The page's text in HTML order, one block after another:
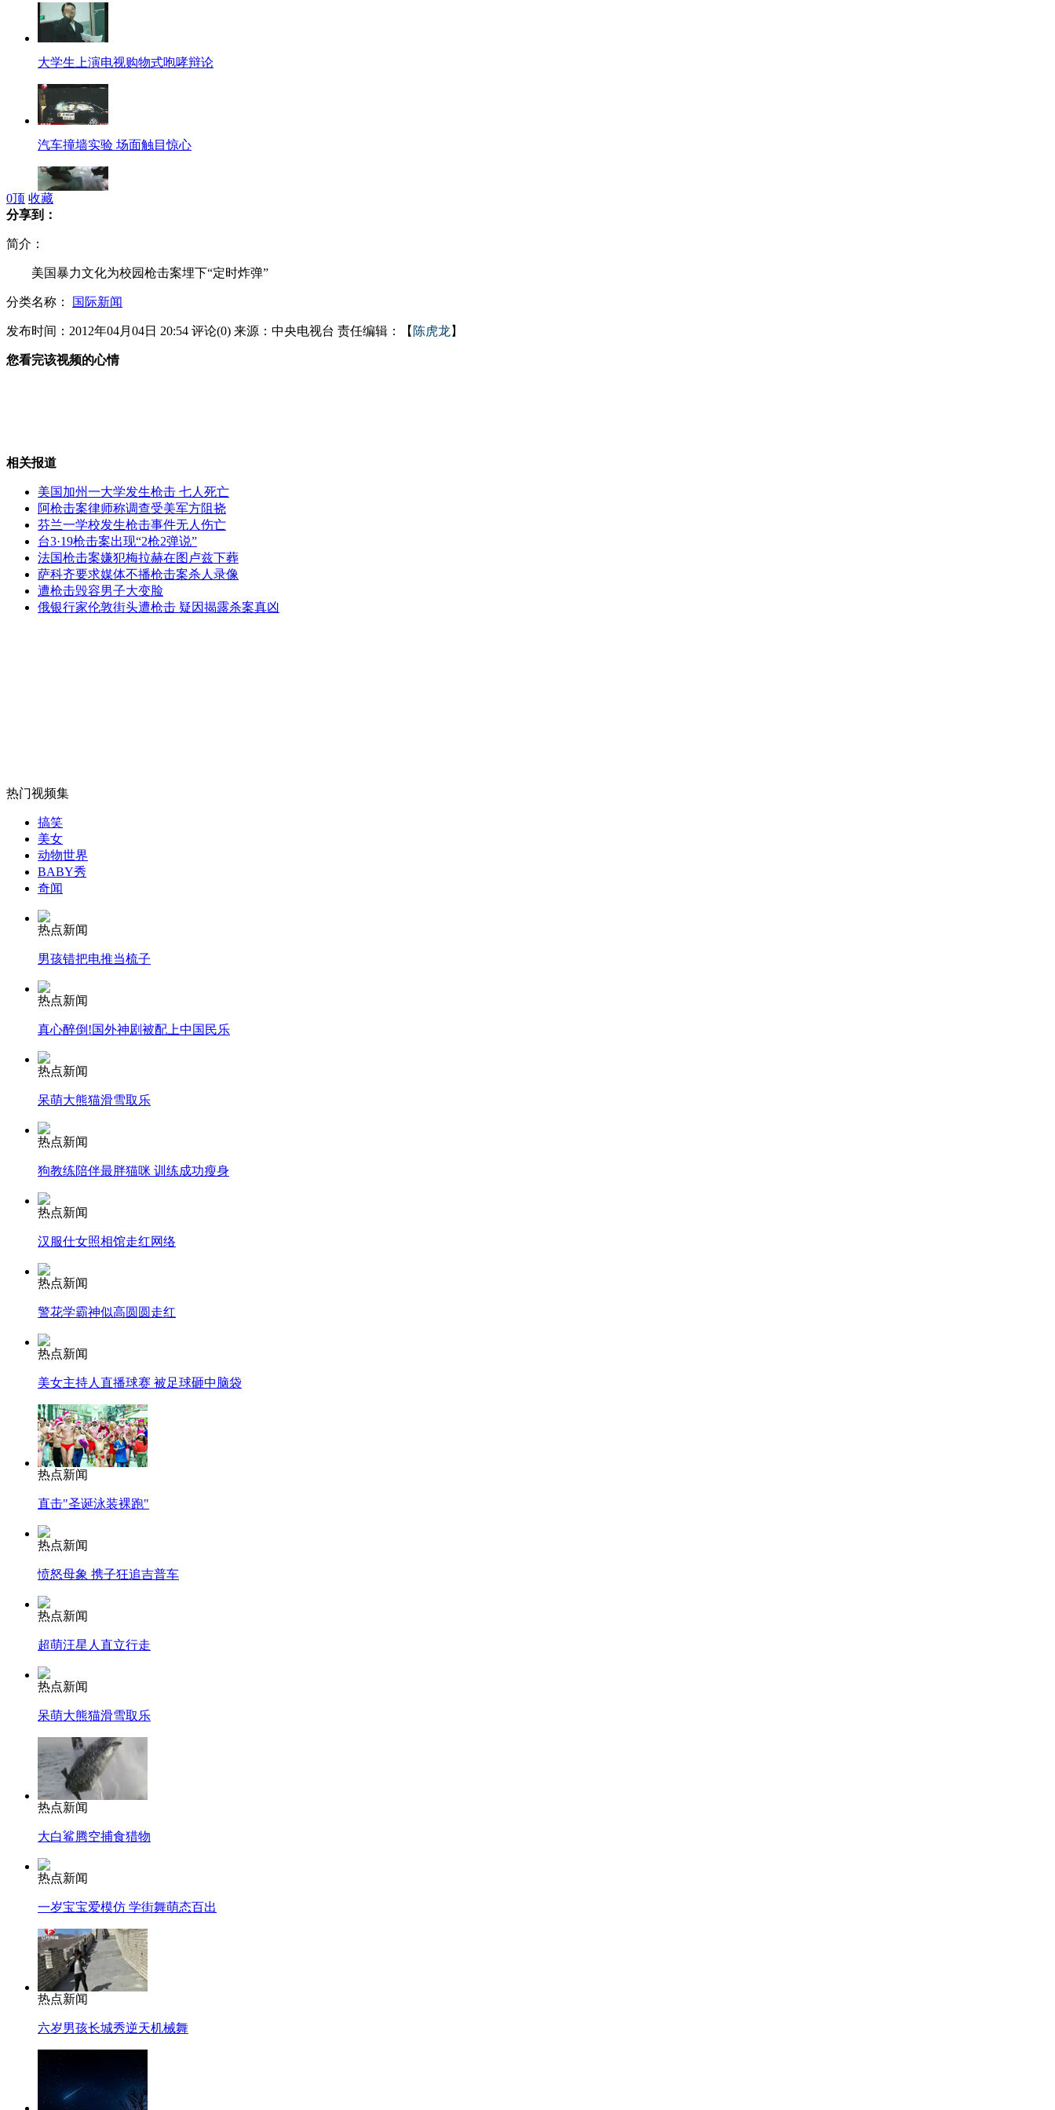
大学生上演电视购物式咆哮辩论
汽车撞墙实验 场面触目惊心
63岁飞机维修师巧手雕刻鸡蛋
新鸿基郭氏兄弟被拘捕后首公开表态
记者探秘殡葬用品价格
无痛分娩是否安全 医生回应
外交部：反对强权政治霸凌主义
外交部：有关国家言论片面不公正
走！跟着总书记去植树
纽约上演“枕头大战”
0顶 收藏
分享到：
简介：
美国暴力文化为校园枪击案埋下“定时炸弹”
分类名称： 国际新闻
发布时间：2012年04月04日 20:54 评论(0) 来源：中央电视台 责任编辑：【 陈虎龙 】
您看完该视频的心情
相关报道
美国加州一大学发生枪击 七人死亡
阿枪击案律师称调查受美军方阻挠
芬兰一学校发生枪击事件无人伤亡
台3·19枪击案出现“2枪2弹说”
法国枪击案嫌犯梅拉赫在图卢兹下葬
萨科齐要求媒体不播枪击案杀人录像
遭枪击毁容男子大变脸
俄银行家伦敦街头遭枪击 疑因揭露杀案真凶
热门视频集
搞笑
美女
动物世界
BABY秀
奇闻
热点新闻
男孩错把电推当梳子
热点新闻
真心醉倒!国外神剧被配上中国民乐
热点新闻
呆萌大熊猫滑雪取乐
热点新闻
狗教练陪伴最胖猫咪 训练成功瘦身
热点新闻
汉服仕女照相馆走红网络
热点新闻
警花学霸神似高圆圆走红
热点新闻
美女主持人直播球赛 被足球砸中脑袋
热点新闻
直击"圣诞泳装裸跑"
热点新闻
愤怒母象 携子狂追吉普车
热点新闻
超萌汪星人直立行走
热点新闻
呆萌大熊猫滑雪取乐
热点新闻
大白鲨腾空捕食猎物
热点新闻
一岁宝宝爱模仿 学街舞萌态百出
热点新闻
六岁男孩长城秀逆天机械舞